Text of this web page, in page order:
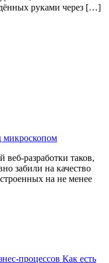
руками через […]
микроскопом
разработки таков,
забили на качество
на не менее
процессов Как есть